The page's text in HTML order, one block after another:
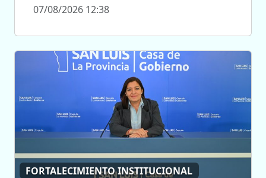
07/08/2026 12:38
FORTALECIMIENTO INSTITUCIONAL